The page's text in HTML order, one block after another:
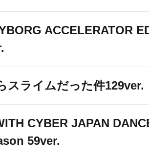
ACCELERATOR
スライムだった件129ver.
CYBER JAPAN
59ver.